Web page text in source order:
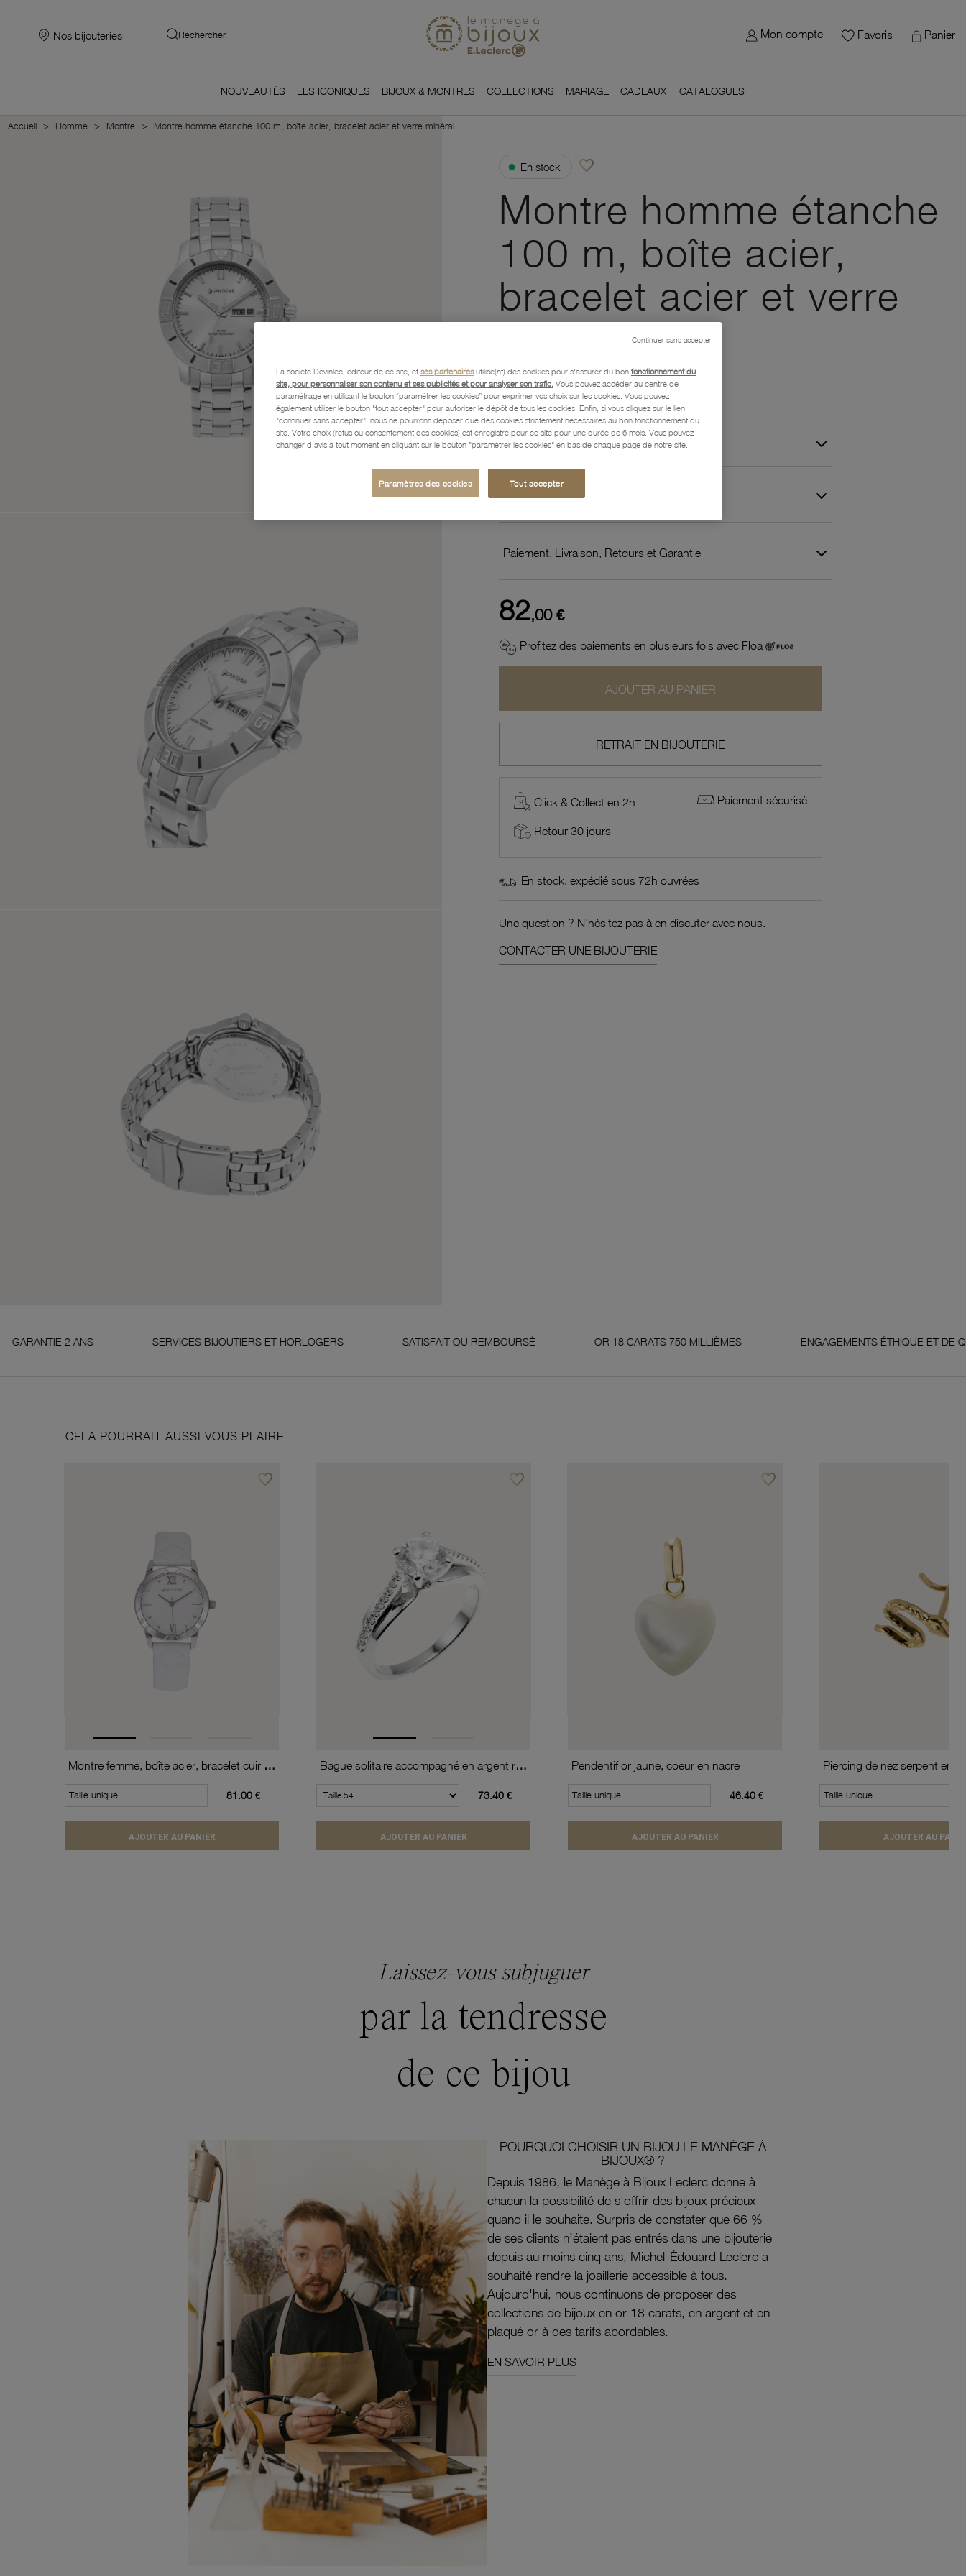
Nos bijouteries Rechercher
Mon compte
Favoris Panier
NOUVEAUTÉS LES ICONIQUES BIJOUX & MONTRES COLLECTIONS MARIAGE CADEAUX CATALOGUES
Accueil Homme Montre Montre homme étanche 100 m, boîte acier, bracelet acier et verre minéral
● En stock favorite_borderAjouter à vos favoris
Montre homme étanche
100 m, boîte acier,
bracelet acier et verre
minéral
Référence : 11603023
Description
Caractéristiques détaillées
Paiement, Livraison, Retours et Garantie
82,00 €
Profitez des paiements en plusieurs fois avec Floa
AJOUTER AU PANIER
RETRAIT EN BIJOUTERIE
Click & Collect en 2h Paiement sécurisé
Retour 30 jours
En stock, expédié sous 72h ouvrées
Une question ? N'hésitez pas à en discuter avec nous.
CONTACTER UNE BIJOUTERIE
ANS SERVICES BIJOUTIERS ET HORLOGERS SATISFAIT OU REMBOURSÉ OR 18 CARATS 750 MILLIÈMES ENGAGEMENTS ÉTHIQUE ET DE QUALITÉ
CELA POURRAIT AUSSI VOUS PLAIRE
favorite_borderAjouter à vos favoris
Montre femme, boîte acier, bracelet cuir de vache et verre minéral
Taille unique 81.00 €
AJOUTER AU PANIER
favorite_borderAjouter à vos favoris
Bague solitaire accompagné en argent rhodié, oxydes de zirconium
73.40 €
AJOUTER AU PANIER
favorite_borderAjouter à vos favoris
Pendentif or jaune, coeur en nacre
Taille unique 46.40 €
AJOUTER AU PANIER
Piercing de nez serpent en
Taille unique
AJOUTER AU
Laissez-vous subjuguer
par la tendresse
de ce bijou
POURQUOI CHOISIR UN BIJOU LE MANÈGE À
BIJOUX® ?
Depuis 1986, le Manège à Bijoux Leclerc donne à
chacun la possibilité de s'offrir des bijoux précieux
quand il le souhaite. Surpris de constater que 66 %
de ses clients n’étaient pas entrés dans une bijouterie
depuis au moins cinq ans, Michel-Édouard Leclerc a
souhaité rendre la joaillerie accessible à tous.
Aujourd'hui, nous continuons de proposer des
collections de bijoux en or 18 carats, en argent et en
plaqué or à des tarifs abordables.
EN SAVOIR PLUS
La société Devinlec, éditeur de ce site, et ses partenairesutilise(nt) des cookies pour s'assurer du bon fonctionnement du
site, pour personnaliser son contenu et ses publicités et pour analyser son trafic. Vous pouvez accéder au centre de
paramétrage en utilisant le bouton “paramétrer les cookies” pour exprimer vos choix sur les cookies. Vous pouvez
également utiliser le bouton "tout accepter" pour autoriser le dépôt de tous les cookies. Enfin, si vous cliquez sur le lien
"continuer sans accepter", nous ne pourrons déposer que des cookies strictement nécessaires au bon fonctionnement du
site. Votre choix (refus ou consentement des cookies) est enregistré pour ce site pour une durée de 6 mois. Vous pouvez
changer d'avis à tout moment en cliquant sur le bouton "paramétrer les cookies" en bas de chaque page de notre site.
Paramètres des cookies Tout accepter
Continuer sans accepter